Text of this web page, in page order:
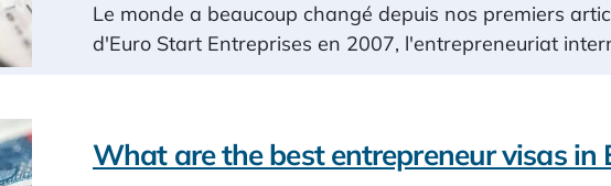
Le monde a beaucoup changé depuis nos premiers
d'Euro Start Entreprises en 2007, l'entrepreneuriat
What are the best entrepreneur visas in